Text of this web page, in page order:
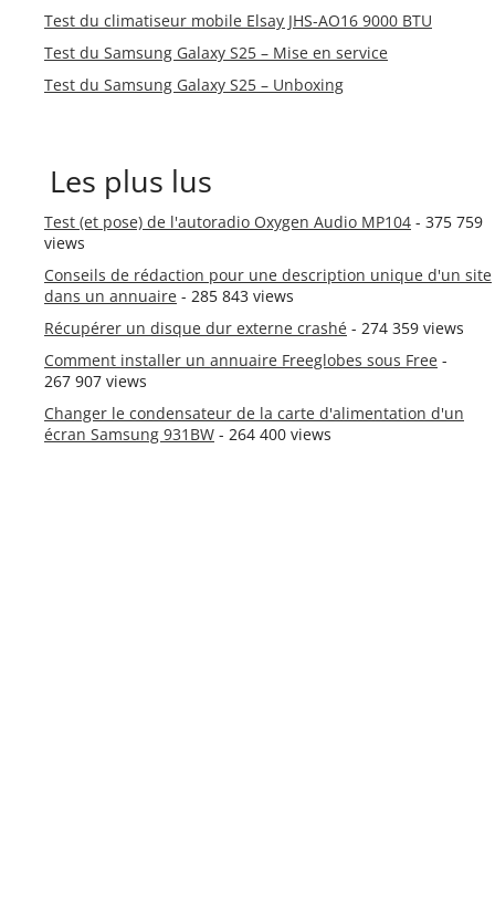
Test du climatiseur mobile Elsay JHS-AO16 9000 BTU
Test du Samsung Galaxy S25 – Mise en service
Test du Samsung Galaxy S25 – Unboxing
Les plus lus
Test (et pose) de l'autoradio Oxygen Audio MP104 - 375 759
views
Conseils de rédaction pour une description unique d'un site
dans un annuaire - 285 843 views
Récupérer un disque dur externe crashé - 274 359 views
Comment installer un annuaire Freeglobes sous Free -
267 907 views
Changer le condensateur de la carte d'alimentation d'un
écran Samsung 931BW - 264 400 views